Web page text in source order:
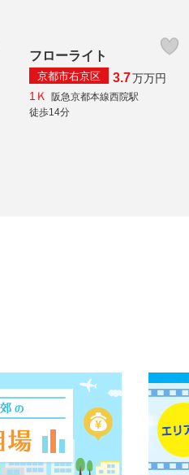
フローライト
京都市右京区 3.7万万円
1Ｋ
阪急京都本線西院駅
徒歩14分